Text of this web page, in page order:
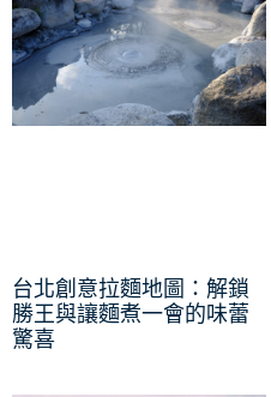
台北創意拉麵地圖：解鎖
勝王與讓麵煮一會的味蕾
驚喜